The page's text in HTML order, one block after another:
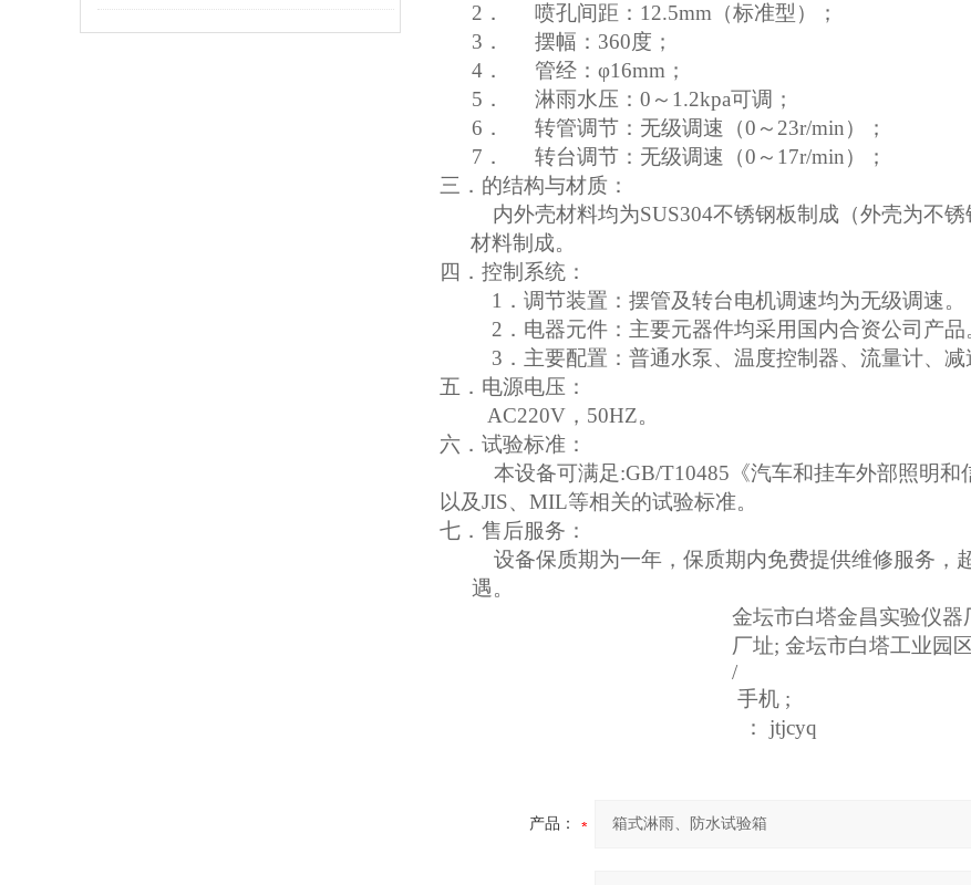
2．
喷孔间距：12.5mm（标准型）；
3．
摆幅： 360度；
4．
管经： φ16mm ；
5．
淋雨水压： 0 ～ 1.2kpa可调；
6．
转管调节：无级调速（0～23r/min）；
7．
转台调节：无级调速（0～17r/min）；
三． 的结构与材质：
内外壳材料均为SUS304不锈钢板制成（外壳为不
材料制成。
四． 控制系统：
1 ．调节装置：摆管及转台电机调速均为无级调速。
2 ．电器元件：主要元器件均采用国内合资公司产品
3 ．主要配置：普通水泵、温度控制器、流量计、 减
五． 电源电压：
AC220V ， 50HZ。
六． 试验标准：
本设备可满足:GB/T10485 《汽车和挂车外部照明
以及JIS、MIL等相关的试验标准。
七．售后服务：
设备保质期为一年，保质期内免费提供维修服务，
遇。
金坛市白塔金昌实验仪器
厂址; 金坛市白塔工业园
/
手机 ;
：
jtjcyq
产品：